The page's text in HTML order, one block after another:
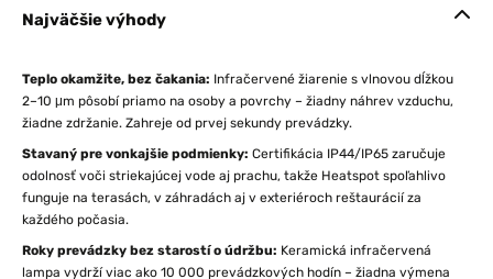
Najväčšie výhody
Teplo okamžite, bez čakania: Infračervené žiarenie s vlnovou dĺžkou
2–10 μm pôsobí priamo na osoby a povrchy – žiadny náhrev vzduchu,
žiadne zdržanie. Zahreje od prvej sekundy prevádzky.
Stavaný pre vonkajšie podmienky: Certifikácia IP44/IP65 zaručuje
odolnosť voči striekajúcej vode aj prachu, takže Heatspot spoľahlivo
funguje na terasách, v záhradách aj v exteriéroch reštaurácií za
každého počasia.
Roky prevádzky bez starostí o údržbu: Keramická infračervená
lampa vydrží viac ako 10 000 prevádzkových hodín – žiadna výmena